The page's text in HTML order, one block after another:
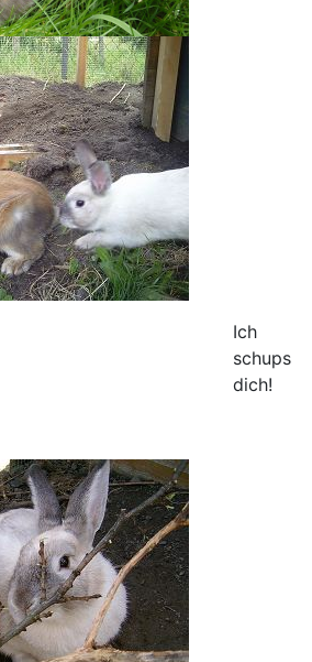
Ich
schups
dich!